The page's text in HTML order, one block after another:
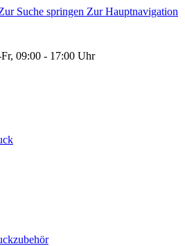
Suche springen Zur Hauptnavigation
09:00 - 17:00 Uhr